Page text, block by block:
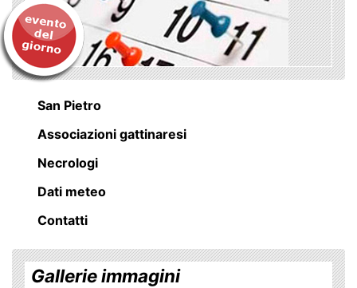
San Pietro
Associazioni gattinaresi
Necrologi
Dati meteo
Contatti
Gallerie immagini